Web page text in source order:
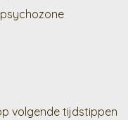
volgende tijdstippen